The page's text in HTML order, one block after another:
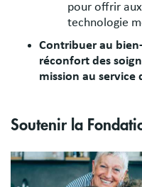
pour offrir
technologie
Contribuer au
réconfort des
mission au service
Soutenir la
Image